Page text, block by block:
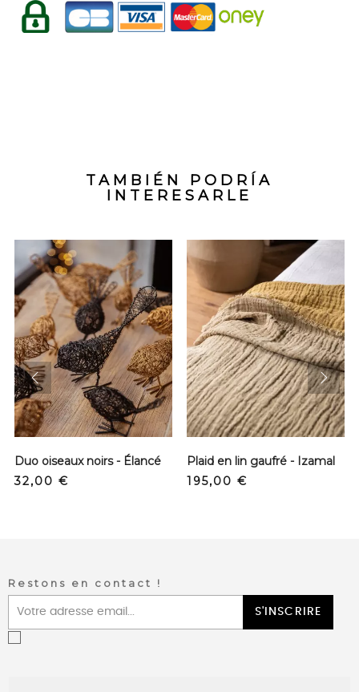
TAMBIÉN PODRÍA
INTERESARLE
Duo oiseaux noirs - Élancé
Precio
32,00 €
Plaid en lin gaufré - Izamal
Precio
195,00 €
prev next
Restons en contact !
S'INSCRIRE